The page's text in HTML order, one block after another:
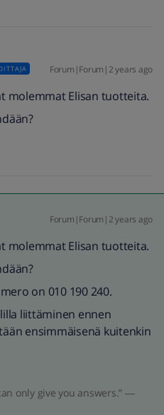
Forum|Forum|2 years ago
molemmat Elisan tuotteita.
Forum|Forum|2 years ago
molemmat Elisan tuotteita.
on 010 190 240.
liittäminen ennen
ensimmäisenä kuitenkin
only give you answers.” ―